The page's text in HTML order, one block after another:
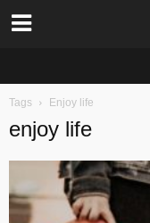
Gasma
Tags Enjoy life
enjoy life